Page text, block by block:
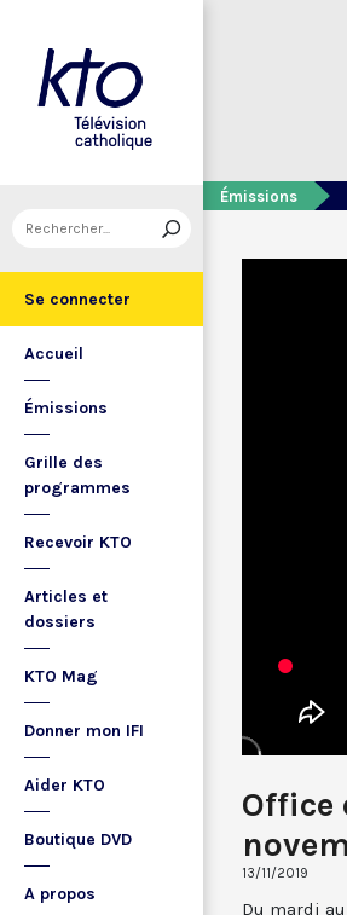
Se connecter
Accueil
Émissions
Grille des
programmes
Recevoir KTO
Articles et
dossiers
KTO Mag
Donner mon IFI
Aider KTO
Boutique DVD
A propos
Émissions
Office
13/11/2019
Du mardi